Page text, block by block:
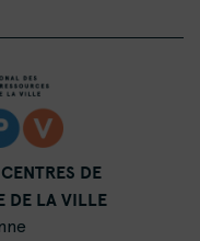
DE
DE LA VILLE